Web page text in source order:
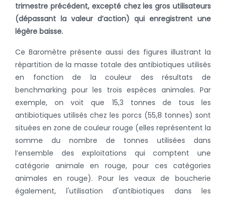
trimestre précédent, excepté chez les gros utilisateurs
(dépassant la valeur d’action) qui enregistrent une
légère baisse.
Ce Baromètre présente aussi des figures illustrant la
répartition de la masse totale des antibiotiques utilisés
en fonction de la couleur des résultats de
benchmarking pour les trois espèces animales. Par
exemple, on voit que 15,3 tonnes de tous les
antibiotiques utilisés chez les porcs (55,8 tonnes) sont
situées en zone de couleur rouge (elles représentent la
somme du nombre de tonnes utilisées dans
l’ensemble des exploitations qui comptent une
catégorie animale en rouge, pour ces catégories
animales en rouge). Pour les veaux de boucherie
également, l'utilisation d'antibiotiques dans les